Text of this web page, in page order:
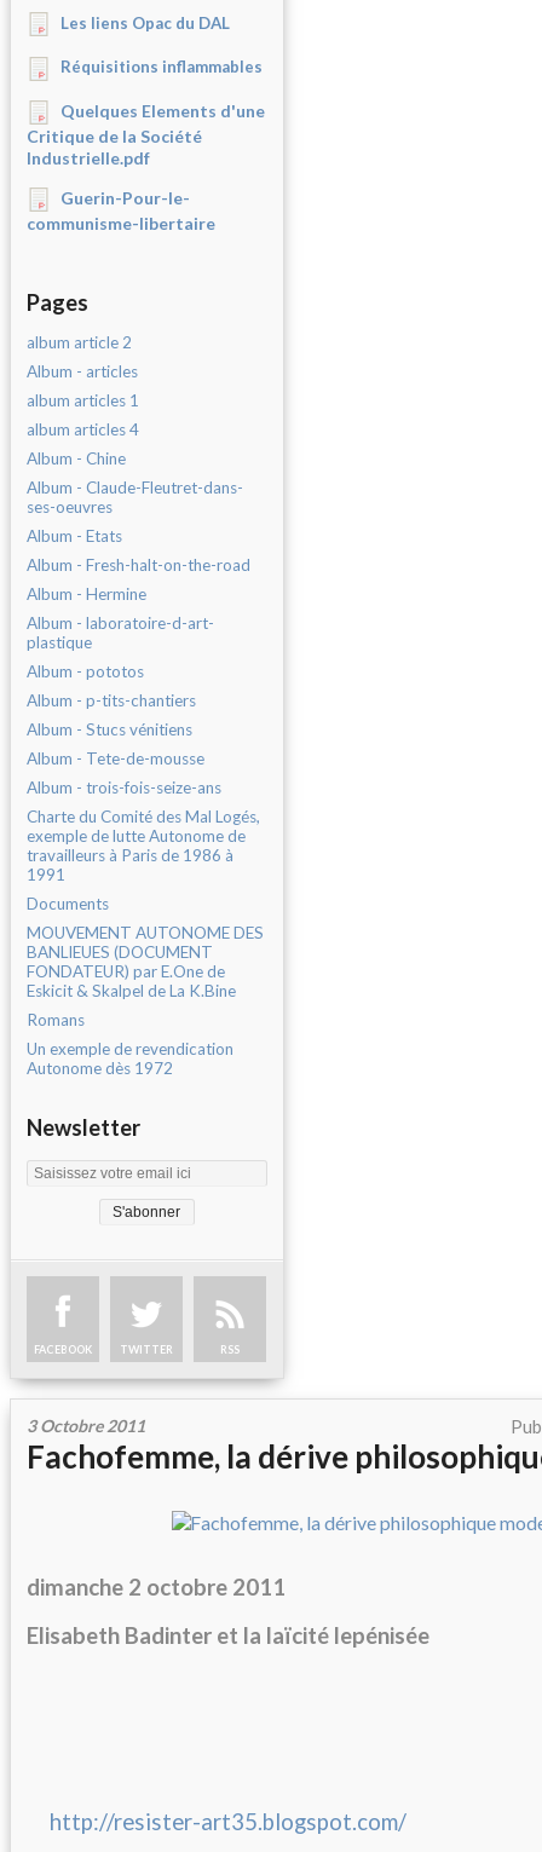
Les liens Opac du DAL
Réquisitions inflammables
Quelques Elements d'une
Critique de la Société
Industrielle.pdf
Guerin-Pour-le-
communisme-libertaire
Pages
album article 2
Album - articles
album articles 1
album articles 4
Album - Chine
Album - Claude-Fleutret-dans-
ses-oeuvres
Album - Etats
Album - Fresh-halt-on-the-road
Album - Hermine
Album - laboratoire-d-art-
plastique
Album - pototos
Album - p-tits-chantiers
Album - Stucs vénitiens
Album - Tete-de-mousse
Album - trois-fois-seize-ans
Charte du Comité des Mal Logés,
exemple de lutte Autonome de
travailleurs à Paris de 1986 à
1991
Documents
MOUVEMENT AUTONOME DES
BANLIEUES (DOCUMENT
FONDATEUR) par E.One de
Eskicit & Skalpel de La K.Bine
Romans
Un exemple de revendication
Autonome dès 1972
Newsletter
FACEBOOK TWITTER RSS
3 Octobre 2011
Fachofemme, la dérive
dimanche 2 octobre 2011
Elisabeth Badinter et la laïcité lepénisée
http://resister-art35.blogspot.com/